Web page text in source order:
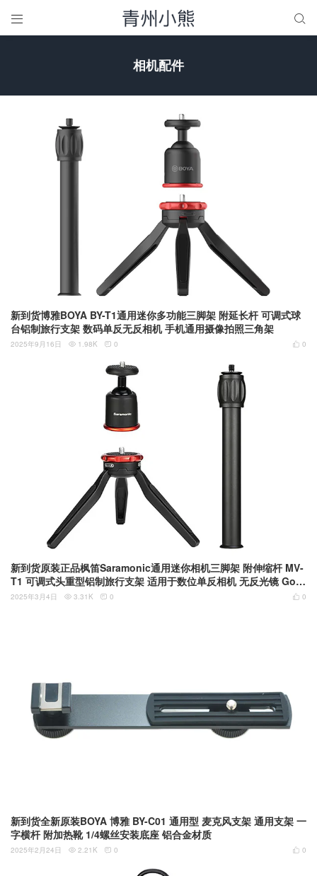
 
相机配件
新到货博雅BOYA BY-T1通用迷你多功能三脚架 附延长杆 可调式球
台铝制旅行支架 数码单反无反相机 手机通用摄像拍照三角架
 0
2025年9月16日  1.98K  0
新到货原装正品枫笛Saramonic通用迷你相机三脚架 附伸缩杆 MV-
T1 可调式头重型铝制旅行支架 适用于数位单反相机 无反光镜 GoPr
o 智慧型手机 小巧便携
 0
2025年3月4日  3.31K  0
新到货全新原装BOYA 博雅 BY-C01 通用型 麦克风支架 通用支架 一
字横杆 附加热靴 1/4螺丝安装底座 铝合金材质
 0
2025年2月24日  2.21K  0